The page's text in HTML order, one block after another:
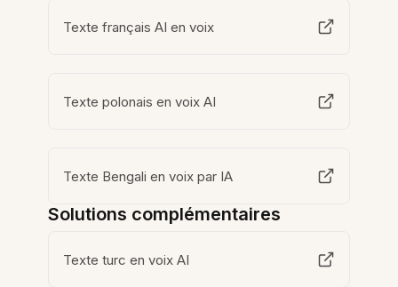
Texte français AI en voix
Texte polonais en voix AI
Texte Bengali en voix par IA
Solutions complémentaires
Texte turc en voix AI